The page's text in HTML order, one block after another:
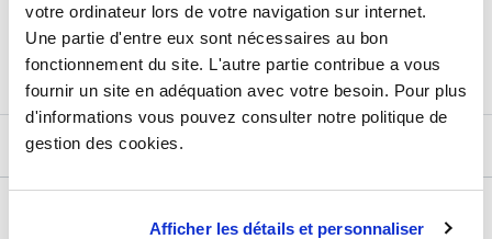
votre ordinateur lors de votre navigation sur internet.
Une partie d'entre eux sont nécessaires au bon
fonctionnement du site. L'autre partie contribue a vous
fournir un site en adéquation avec votre besoin. Pour plus
d'informations vous pouvez consulter notre politique de
gestion des cookies.
Afficher les détails et personnaliser
Retours et échanges jusqu'à 90 jours
En savoir plus
DESCRIPTIF